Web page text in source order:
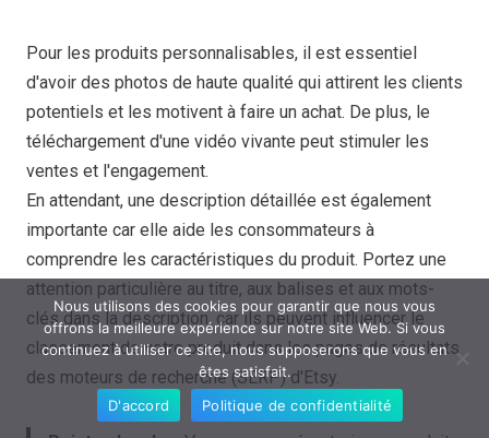
Pour les produits personnalisables, il est essentiel
d'avoir des photos de haute qualité qui attirent les clients
potentiels et les motivent à faire un achat. De plus, le
téléchargement d'une vidéo vivante peut stimuler les
ventes et l'engagement.
En attendant, une description détaillée est également
importante car elle aide les consommateurs à
comprendre les caractéristiques du produit. Portez une
attention particulière au titre, aux balises et aux mots-
clés dans la description, car ils peuvent influencer le
classement de votre produit dans les pages de résultats
des moteurs de recherche (SERP) d'Etsy.
Nous utilisons des cookies pour garantir que nous vous
offrons la meilleure expérience sur notre site Web. Si vous
continuez à utiliser ce site, nous supposerons que vous en
êtes satisfait.
D'accord
Politique de confidentialité